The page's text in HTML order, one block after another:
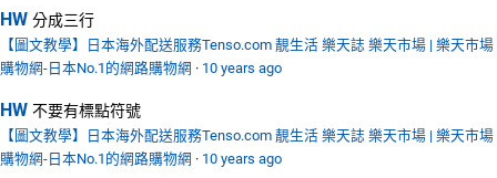
HW 分成三行
【圖文教學】日本海外配送服務Tenso.com 靚生活 樂天誌 樂天市場 | 樂天市場
購物網-日本No.1的網路購物網 · 10 years ago
HW 不要有標點符號
【圖文教學】日本海外配送服務Tenso.com 靚生活 樂天誌 樂天市場 | 樂天市場
購物網-日本No.1的網路購物網 · 10 years ago